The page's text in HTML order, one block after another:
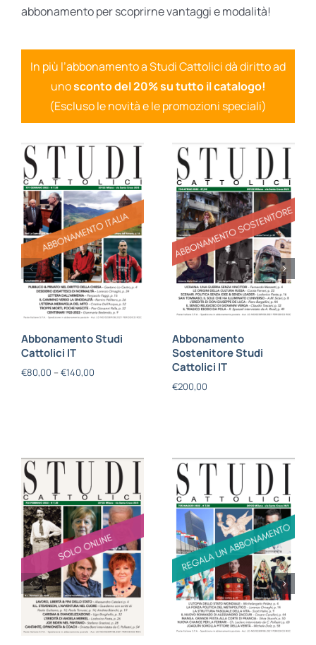
abbonamento per scoprirne vantaggi e modalità!
In più l’abbonamento a Studi Cattolici dà diritto ad
unosconto del 20% su tutto il catalogo!
(Escluso le novità e le promozioni speciali)
Abbonamento Studi
Cattolici IT
€80,00 – €140,00
Abbonamento
Sostenitore Studi
Cattolici IT
€200,00